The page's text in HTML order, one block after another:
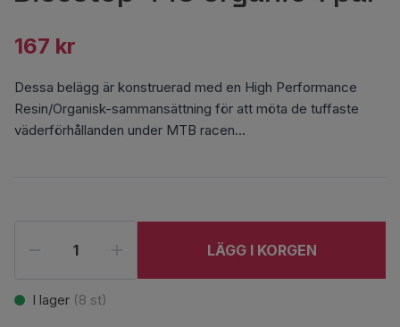
167 kr
Dessa belägg är konstruerad med en High Performance
Resin/Organisk-sammansättning för att möta de tuffaste
väderförhållanden under MTB racen...
LÄGG I KORGEN
I lager (8 st)